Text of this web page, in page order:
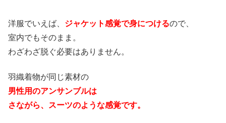
洋服でいえば、 ジャケット感覚で身につけるので、
室内でもそのまま。
わざわざ脱ぐ必要はありません。
羽織着物が同じ素材の
男性用のアンサンブルは
さながら、スーツのような感覚です。